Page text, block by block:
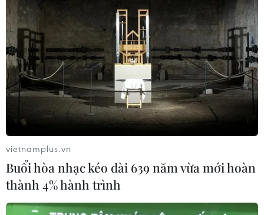
Khởi tố Chủ tịch Hội đồng quản trị,
Giám đốc Công ty cổ phần Mekolor
06/08/2026 09:06
Thêm một nhóm dàn cảnh cướp giật
tại khu Tân Huê Viên sa lưới
06/08/2026 05:57
Khẩn trường khám nghiệm
hiện trường, điều tra nguyên nhân
vietnamplus.vn
Buổi hòa nhạc kéo dài 639 năm vừa mới hoàn
thành 4% hành trình